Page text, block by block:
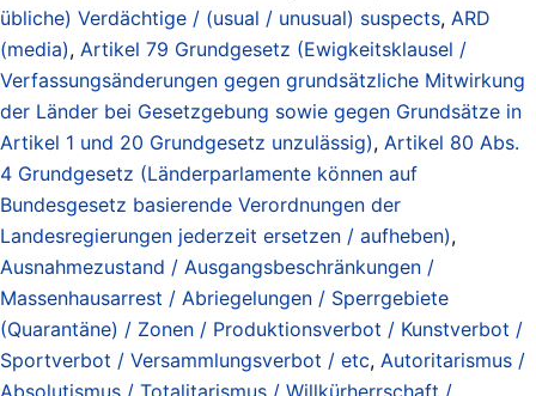
übliche) Verdächtige / (usual / unusual) suspects, ARD
(media), Artikel 79 Grundgesetz (Ewigkeitsklausel /
Verfassungsänderungen gegen grundsätzliche Mitwirkung
der Länder bei Gesetzgebung sowie gegen Grundsätze in
Artikel 1 und 20 Grundgesetz unzulässig), Artikel 80 Abs.
4 Grundgesetz (Länderparlamente können auf
Bundesgesetz basierende Verordnungen der
Landesregierungen jederzeit ersetzen / aufheben),
Ausnahmezustand / Ausgangsbeschränkungen /
Massenhausarrest / Abriegelungen / Sperrgebiete
(Quarantäne) / Zonen / Produktionsverbot / Kunstverbot /
Sportverbot / Versammlungsverbot / etc, Autoritarismus /
Absolutismus / Totalitarismus / Willkürherrschaft /